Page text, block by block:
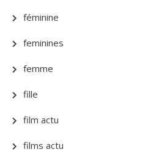
féminine
feminines
femme
fille
film actu
films actu